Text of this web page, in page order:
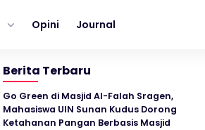
Opini Journal
Berita Terbaru
Go Green di Masjid Al-Falah Sragen,
Mahasiswa UIN Sunan Kudus Dorong
Ketahanan Pangan Berbasis Masjid